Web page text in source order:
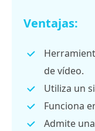
Ventajas:
de vídeo.
Utiliza un
Funciona
Admite